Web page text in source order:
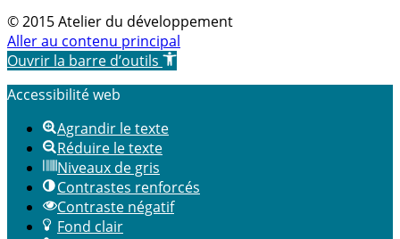
© 2015 Atelier du développement
Aller au contenu principal
Ouvrir la barre d’outils
Accessibilité web
Agrandir le texte
Réduire le texte
Niveaux de gris
Contrastes renforcés
Contraste négatif
Fond clair